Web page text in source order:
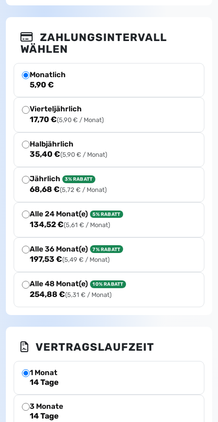
ZAHLUNGSINTERVALL
WÄHLEN
Monatlich
5,90 €
Vierteljährlich
17,70 €(5,90 € / Monat)
Halbjährlich
35,40 €(5,90 € / Monat)
Jährlich 3% RABATT
68,68 €(5,72 € / Monat)
Alle 24 Monat(e) 5% RABATT
134,52 €(5,61 € / Monat)
Alle 36 Monat(e) 7% RABATT
197,53 €(5,49 € / Monat)
Alle 48 Monat(e) 10% RABATT
254,88 €(5,31 € / Monat)
VERTRAGSLAUFZEIT
1 Monat
14 Tage
3 Monate
14 Tage